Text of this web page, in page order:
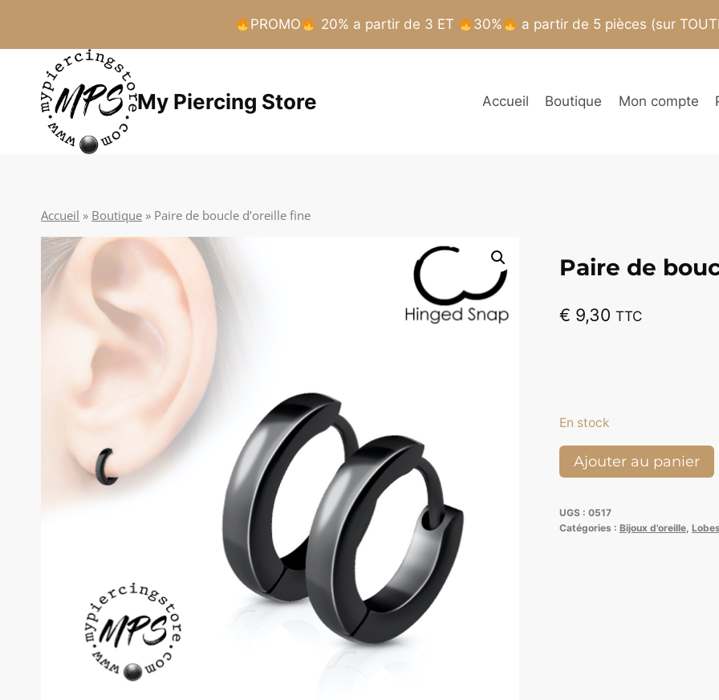
PROMO 20% a partir de 3 ET 30% a partir de 5 pièces (sur
contenu
My Piercing Store Accueil Boutique Mon compte
Accueil » Boutique » Paire de boucle d’oreille fine
Paire de
€ 9,30 TTC
En stock
quantité
de
de
Ajouter au panier
UGS : 0517
Catégories : Bijoux d'oreille,